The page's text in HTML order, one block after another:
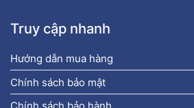
Truy cập nhanh
Hướng dẫn mua hàng
Chính sách bảo mật